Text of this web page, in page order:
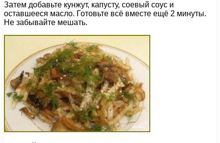
Затем добавьте кунжут, капусту, соевый соус и
оставшееся масло. Готовьте всё вместе ещё 2 минуты.
Не забывайте мешать.